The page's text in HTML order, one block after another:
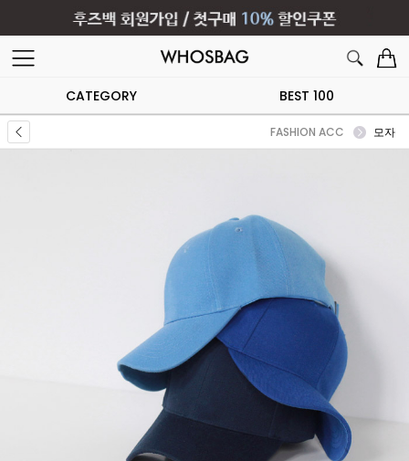
CATEGORY BEST 100
FASHION ACC 모자